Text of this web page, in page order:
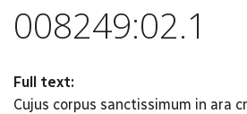
008249:02.1
Full text:
Cujus corpus sanctissimum in ara